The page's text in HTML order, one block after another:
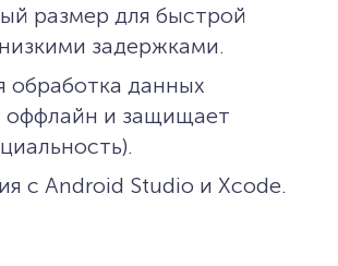
размер для быстрой
задержками.
обработка данных
оффлайн и защищает
с Android Studio и Xcode.